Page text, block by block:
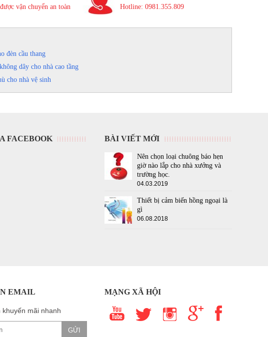
vận chuyển an toàn Hotline: 0981.355.809
đèn cầu thang
dây cho nhà cao tầng
cho nhà vệ sinh
FACEBOOK BÀI VIẾT MỚI
Nên chọn loại chuông báo hẹn
giờ nào lắp cho nhà xưởng và
trường học.
04.03.2019
Thiết bị cảm biến hồng ngoại là
gì
06.08.2018
EMAIL
mãi nhanh
MẠNG XÃ HỘI